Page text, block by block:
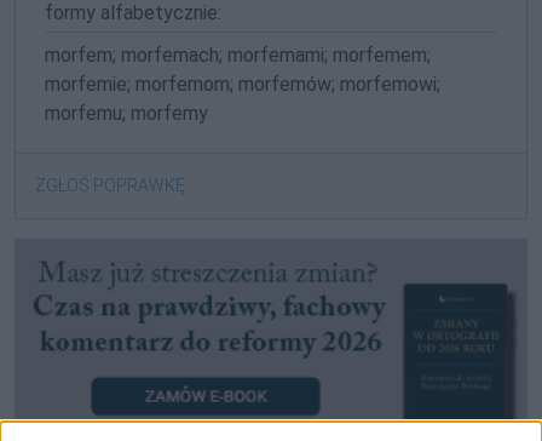
formy alfabetycznie:
morfem; morfemach; morfemami; morfemem;
morfemie; morfemom; morfemów; morfemowi;
morfemu; morfemy
ZGŁOŚ POPRAWKĘ